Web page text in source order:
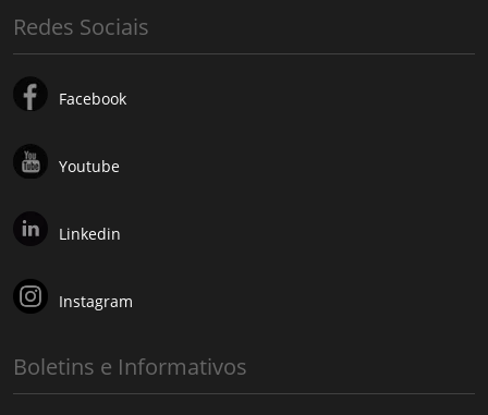
Redes Sociais
Facebook
Youtube
Linkedin
Instagram
Boletins e Informativos